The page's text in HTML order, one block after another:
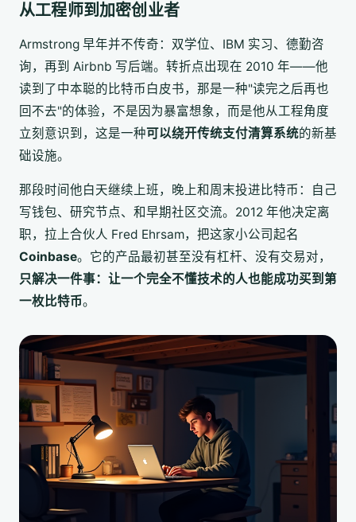
从工程师到加密创业者
Armstrong 早年并不传奇：双学位、IBM 实习、德勤咨
询，再到 Airbnb 写后端。转折点出现在 2010 年——他
读到了中本聪的比特币白皮书，那是一种"读完之后再也
回不去"的体验，不是因为暴富想象，而是他从工程角度
立刻意识到，这是一种可以绕开传统支付清算系统的新基
础设施。
那段时间他白天继续上班，晚上和周末投进比特币：自己
写钱包、研究节点、和早期社区交流。2012 年他决定离
职，拉上合伙人 Fred Ehrsam，把这家小公司起名
Coinbase。它的产品最初甚至没有杠杆、没有交易对，
只解决一件事：让一个完全不懂技术的人也能成功买到第
一枚比特币。